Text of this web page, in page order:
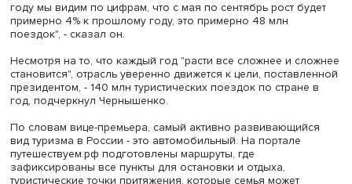
"Мы все привыкли, что наш туризм растет быстрее, чем
экономики, иногда в несколько раз. На протяжении
году мы видим по цифрам, что с мая по сентябрь рост
примерно 4% к прошлому году, это примерно 48 млн
поездок", - сказал он.
Несмотря на то, что каждый год "расти все сложнее и
становится", отрасль уверенно движется к цели,
президентом, - 140 млн туристических поездок по
год, подчеркнул Чернышенко.